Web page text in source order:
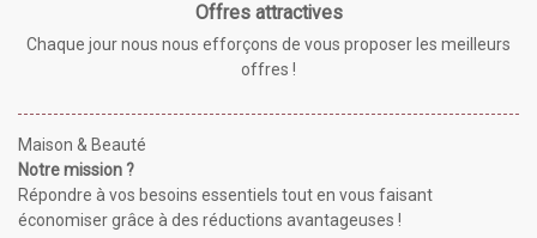
Offres attractives
Chaque jour nous nous efforçons de vous proposer les meilleurs
offres !
Maison & Beauté
Notre mission ?
Répondre à vos besoins essentiels tout en vous faisant
économiser grâce à des réductions avantageuses !